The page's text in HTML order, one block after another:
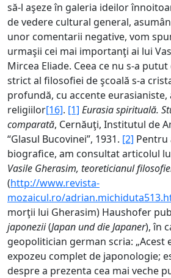
să-l aşeze în galeria ideilor
de vedere cultural general,
unor comentarii negative, vom
urmaşii cei mai importanţi ai lui
Mircea Eliade. Ceea ce nu s-a
strict al filosofiei de şcoală s-a
profundă, cu accente
religiilor[16]. [1] Eurasia spirituală.
comparată, Cernăuţi, Institutul de
“Glasul Bucovinei”, 1931. [2] Pentru
biografice, am consultat articolul
Vasile Gherasim, teoreticianul
(http://www.revista-
mozaicul.ro/
morţii lui Gherasim) Haushofer
japonezii(Japan und die Japaner), în
geopolitician german scria: „Acest
expozeu complet de japonologie;
despre a prezenta cea mai veche